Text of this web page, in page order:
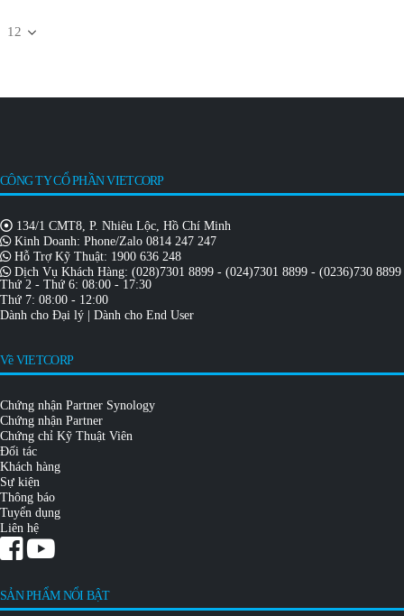
CÔNG TY CỔ PHẦN VIETCORP
134/1 CMT8, P. Nhiêu Lộc, Hồ Chí Minh
Kinh Doanh: Phone/Zalo 0814 247 247
Hỗ Trợ Kỹ Thuật: 1900 636 248
Dịch Vụ Khách Hàng: (028)7301 8899 - (024)7301 8899 - (0236)730 8899
Thứ 2 - Thứ 6: 08:00 - 17:30
Thứ 7: 08:00 - 12:00
Dành cho Đại lý | Dành cho End User
Về VIETCORP
Chứng nhận Partner Synology
Chứng nhận Partner
Chứng chỉ Kỹ Thuật Viên
Đối tác
Khách hàng
Sự kiện
Thông báo
Tuyển dụng
Liên hệ
SẢN PHẨM NỔI BẬT